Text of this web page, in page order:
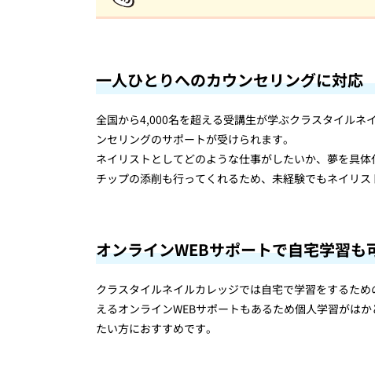
一人ひとりへのカウンセリングに対応
全国から4,000名を超える受講生が学ぶクラスタイルネ
ンセリングのサポートが受けられます。
ネイリストとしてどのような仕事がしたいか、夢を具
チップの添削も行ってくれるため、未経験でもネイリス
オンラインWEBサポートで自宅学習も
クラスタイルネイルカレッジでは自宅で学習をするた
えるオンラインWEBサポートもあるため個人学習がは
たい方におすすめです。